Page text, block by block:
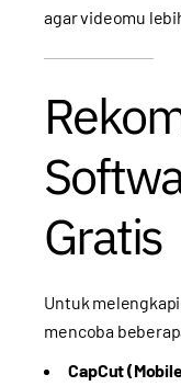
agar videomu
Gratis
Untuk
mencoba
CapCut